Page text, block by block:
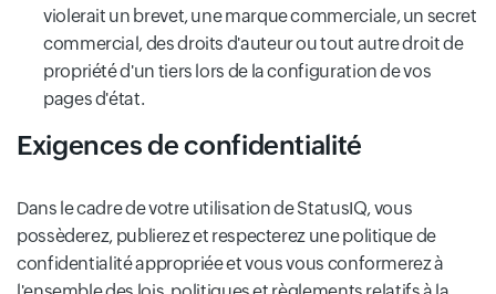
violerait un brevet, une marque commerciale, un secret
commercial, des droits d'auteur ou tout autre droit de
propriété d'un tiers lors de la configuration de vos
pages d'état.
Exigences de confidentialité
Dans le cadre de votre utilisation de StatusIQ, vous
possèderez, publierez et respecterez une politique de
confidentialité appropriée et vous vous conformerez à